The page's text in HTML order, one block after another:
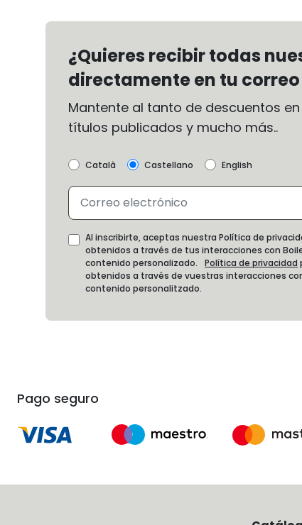
¿Quieres recibir todas
directamente en tu
Mantente al tanto de descuentos
títulos publicados y mucho más..
Català Castellano English
Al inscribirte, aceptas nuestra Política de
obtenidos a través de tus interacciones con
contenido personalizado. Política de privacidad
obtenidos a través de vuestras interacciones
contenido personalitzado.
Pago seguro